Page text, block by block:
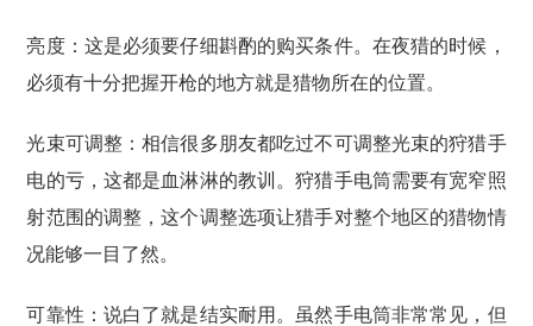
亮度：这是必须要仔细斟酌的购买条件。在夜猎的时候，
必须有十分把握开枪的地方就是猎物所在的位置。
光束可调整：相信很多朋友都吃过不可调整光束的狩猎手
电的亏，这都是血淋淋的教训。狩猎手电筒需要有宽窄照
射范围的调整，这个调整选项让猎手对整个地区的猎物情
况能够一目了然。
可靠性：说白了就是结实耐用。虽然手电筒非常常见，但